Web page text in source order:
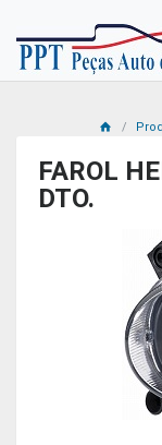
FAROL
DTO.